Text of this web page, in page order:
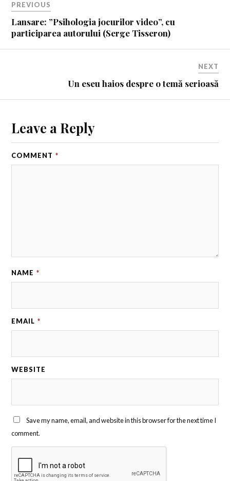
PREVIOUS
Lansare: ”Psihologia jocurilor video”, cu
participarea autorului (Serge Tisseron)
NEXT
Un eseu haios despre o temă serioasă
Leave a Reply
COMMENT *
NAME *
EMAIL *
WEBSITE
Save my name, email, and website in this browser for the next time I
comment.